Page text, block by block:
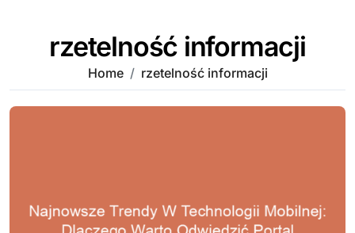
rzetelność informacji
Home rzetelność informacji